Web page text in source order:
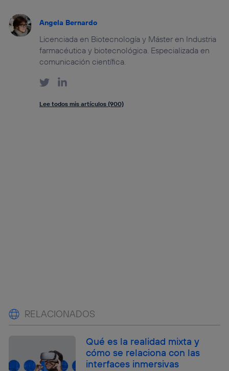
Angela Bernardo
Licenciada en Biotecnología y Máster en Industria
farmacéutica y biotecnológica. Especializada en
comunicación científica.
Lee todos mis artículos (900)
RELACIONADOS
Qué es la realidad mixta y
cómo se relaciona con las
interfaces inmersivas